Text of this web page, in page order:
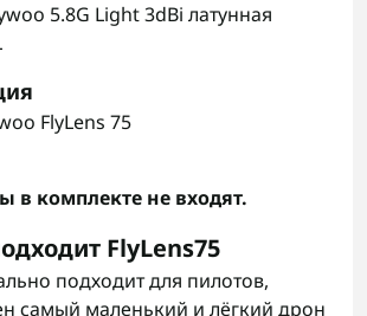
5.8G Light 3dBi латунная
FlyLens 75
в комплекте не входят.
FlyLens75
подходит для пилотов,
самый маленький и лёгкий дрон